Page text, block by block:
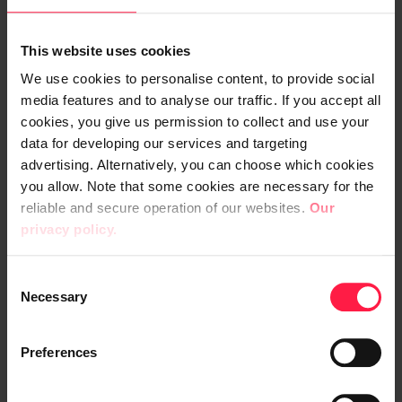
This website uses cookies
We use cookies to personalise content, to provide social
media features and to analyse our traffic. If you accept all
cookies, you give us permission to collect and use your
data for developing our services and targeting
advertising. Alternatively, you can choose which cookies
you allow. Note that some cookies are necessary for the
reliable and secure operation of our websites. Our
privacy policy.
Necessary
Preferences
palvelutasohallinnan määrittelyn ja
konseptoinnin. SLA-raportoinnissa Digian
vastuulla on raporttien määrittely,
toteuttaminen ja testaaminen sekä
raportointiin liittyvien tukipalveluiden
tuottaminen. Palvelutasojen hallinta ja sen
mukainen raportointi perustuvat Elisan eri
operatiivisten lähdejärjestelmien tietoihin
raportointi hoidetaan.
Häiriöt hallintaan